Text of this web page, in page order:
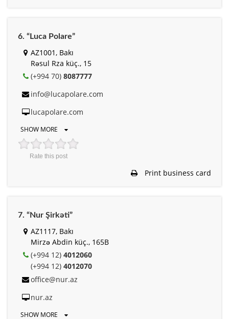
6. “Luca Polare”
AZ1001, Bakı
Rəsul Rza küç., 15
(+994 70) 8087777
info@lucapolare.com
lucapolare.com
SHOW MORE
Rate this post
Print business card
7. “Nur Şirkəti”
AZ1117, Bakı
Mirzə Abdin küç., 165B
(+994 12) 4012060
(+994 12) 4012070
office@nur.az
nur.az
SHOW MORE